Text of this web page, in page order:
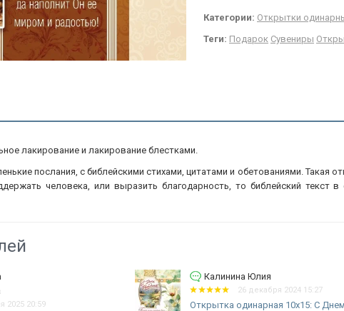
Категории: Открытки
Теги: Подарок Сувениры
лакирование и лакирование блестками.
послания, с библейскими стихами, цитатами и обетованиями.
человека, или выразить благодарность, то библейский текст
2025 20:59
Калинина Юлия
26 декабря 2024 15:27
Открытка одинарная 10x15: С Днем